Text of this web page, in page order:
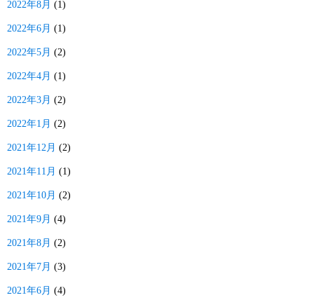
2022年8月 (1)
2022年6月 (1)
2022年5月 (2)
2022年4月 (1)
2022年3月 (2)
2022年1月 (2)
2021年12月 (2)
2021年11月 (1)
2021年10月 (2)
2021年9月 (4)
2021年8月 (2)
2021年7月 (3)
2021年6月 (4)